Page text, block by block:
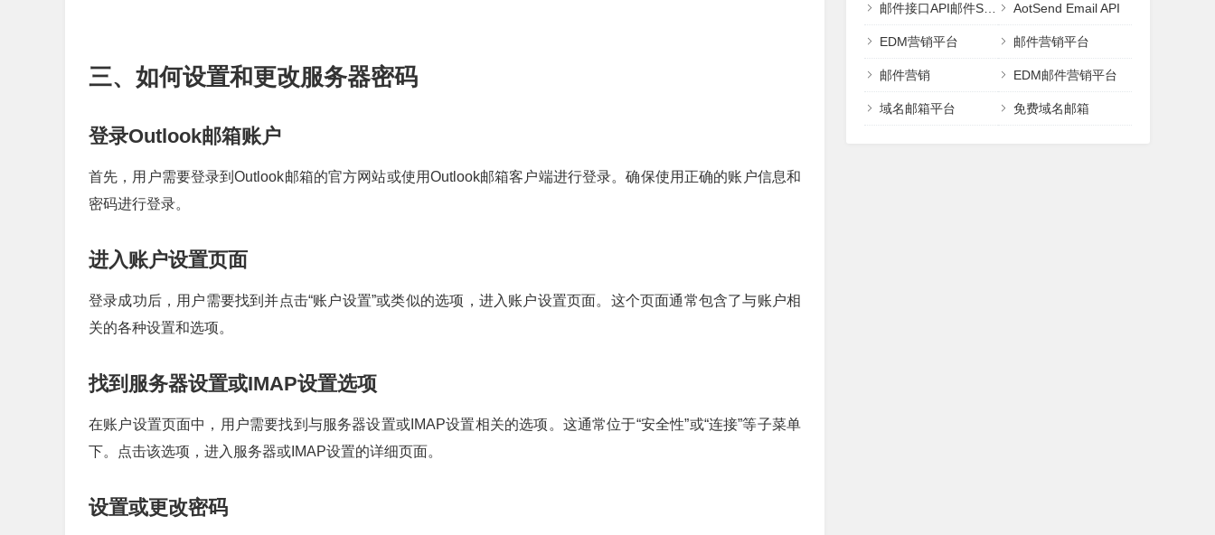
三、如何设置和更改服务器密码
登录Outlook邮箱账户
首先，用户需要登录到Outlook邮箱的官方网站或使用Outlook邮箱客户端进行登录。确保使用正确的账户信息和
密码进行登录。
进入账户设置页面
登录成功后，用户需要找到并点击“账户设置”或类似的选项，进入账户设置页面。这个页面通常包含了与账户相
关的各种设置和选项。
找到服务器设置或IMAP设置选项
在账户设置页面中，用户需要找到与服务器设置或IMAP设置相关的选项。这通常位于“安全性”或“连接”等子菜单
下。点击该选项，进入服务器或IMAP设置的详细页面。
设置或更改密码
邮件接口API邮件SMTP AotSend Email API
EDM营销平台 邮件营销平台
邮件营销 EDM邮件营销平台
域名邮箱平台 免费域名邮箱